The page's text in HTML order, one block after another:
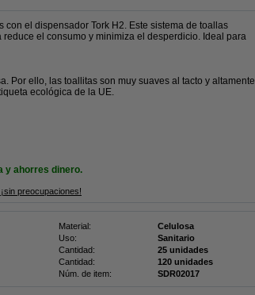
el dispensador Tork H2. Este sistema de toallas
el consumo y minimiza el desperdicio. Ideal para
Por ello, las toallitas son muy suaves al tacto y altamente
ecológica de la UE.
y ahorres dinero.
preocupaciones!
Material:
Celulosa
Uso:
Sanitario
Cantidad:
25 unidades
Cantidad:
120 unidades
Núm. de item: SDR02017